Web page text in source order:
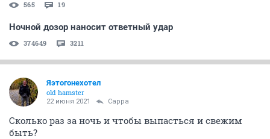
565 19
Ночной дозор наносит ответный удар
374649 3211
Яэтогонехотел
old hamster
22 июня 2021 Сарра
Сколько раз за ночь и чтобы выпасться и свежим
быть?